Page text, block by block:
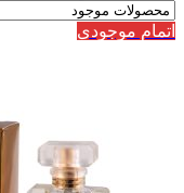
اتمام موجودی